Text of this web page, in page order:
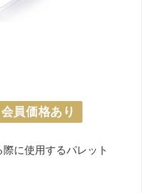
会員価格あり
に使用するパレット